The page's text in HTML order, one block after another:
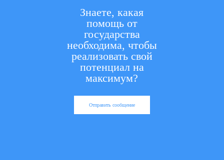
Знаете, какая
помощь от
государства
необходима, чтобы
реализовать свой
потенциал на
максимум?
Отправить сообщение